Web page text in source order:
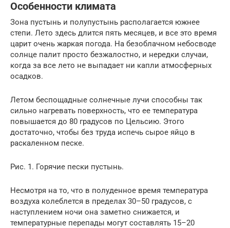
Особенности климата
Зона пустынь и полупустынь располагается южнее
степи. Лето здесь длится пять месяцев, и все это время
царит очень жаркая погода. На безоблачном небосводе
солнце палит просто безжалостно, и нередки случаи,
когда за все лето не выпадает ни капли атмосферных
осадков.
Летом беспощадные солнечные лучи способны так
сильно нагревать поверхность, что ее температура
повышается до 80 градусов по Цельсию. Этого
достаточно, чтобы без труда испечь сырое яйцо в
раскаленном песке.
Рис. 1. Горячие пески пустынь.
Несмотря на то, что в полуденное время температура
воздуха колеблется в пределах 30–50 градусов, с
наступлением ночи она заметно снижается, и
температурные перепады могут составлять 15–20